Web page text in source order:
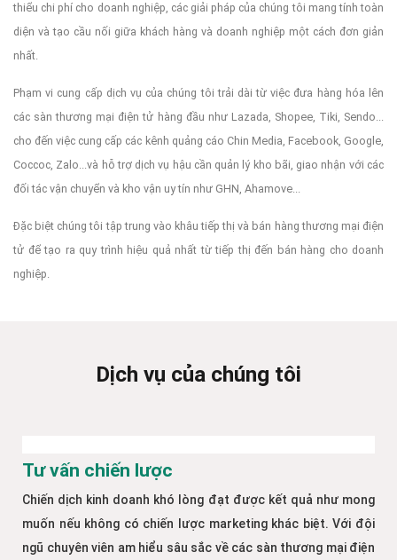
thiểu chi phí cho doanh nghiệp, các giải pháp của chúng tôi mang tính toàn
diện và tạo cầu nối giữa khách hàng và doanh nghiệp một cách đơn giản
nhất.
Phạm vi cung cấp dịch vụ của chúng tôi trải dài từ việc đưa hàng hóa lên
các sàn thương mại điện tử hàng đầu như Lazada, Shopee, Tiki, Sendo...
cho đến việc cung cấp các kênh quảng cáo Chin Media, Facebook, Google,
Coccoc, Zalo...và hỗ trợ dịch vụ hậu cần quản lý kho bãi, giao nhận với các
đối tác vận chuyển và kho vận uy tín như GHN, Ahamove...
Đặc biệt chúng tôi tập trung vào khâu tiếp thị và bán hàng thương mại điện
tử để tạo ra quy trình hiệu quả nhất từ tiếp thị đến bán hàng cho doanh
nghiệp.
Dịch vụ của chúng tôi
Tư vấn chiến lược
Chiến dịch kinh doanh khó lòng đạt được kết quả như mong
muốn nếu không có chiến lược marketing khác biệt. Với đội
ngũ chuyên viên am hiểu sâu sắc về các sàn thương mại điện